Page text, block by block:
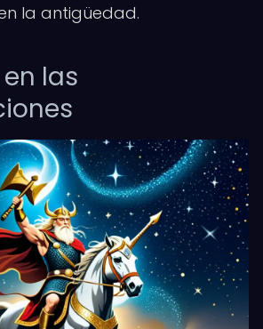
la antigüedad.
las